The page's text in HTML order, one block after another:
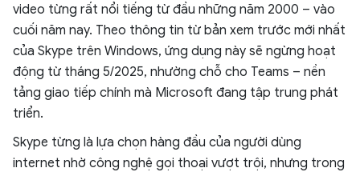
video từng rất nổi tiếng từ đầu những năm 2000 – vào
cuối năm nay. Theo thông tin từ bản xem trước mới nhất
của Skype trên Windows, ứng dụng này sẽ ngừng hoạt
động từ tháng 5/2025, nhường chỗ cho Teams – nền
tảng giao tiếp chính mà Microsoft đang tập trung phát
triển.
Skype từng là lựa chọn hàng đầu của người dùng
internet nhờ công nghệ gọi thoại vượt trội, nhưng trong